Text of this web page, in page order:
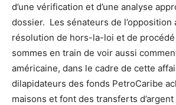
d’une vérification et d’une analyse
dossier. Les sénateurs de l’opposition
résolution de hors-la-loi et de
sommes en train de voir aussi
américaine, dans le cadre de cette
dilapidateurs des fonds PetroCaribe
maisons et font des transferts